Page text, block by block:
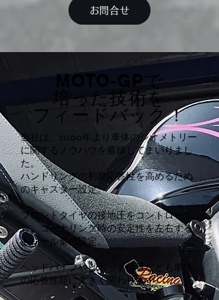
お問合せ
MOTO-GPで
培った技術を
フィードバック！
当社は、2000年より車体のジオメトリー
に関するノウハウを蓄積してまいりまし
た。
ハンドリングの初期応答性を高めるため
のキャスター設定。
フロントタイヤの接地圧をコントロール
し、コーナリング時の安定性を左右する
トレール量の設定。
ヘッドパイプやピボット位置なども車体
の応答性能に大きく関わります。